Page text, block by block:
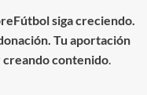
siga creciendo.
Tu aportación
creando contenido.